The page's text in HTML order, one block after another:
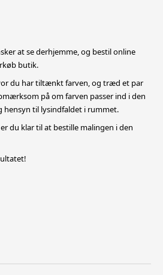
at se derhjemme, og bestil online
butik.
du har tiltænkt farven, og træd et par
på om farven passer ind i den
til lysindfaldet i rummet.
du klar til at bestille malingen i den